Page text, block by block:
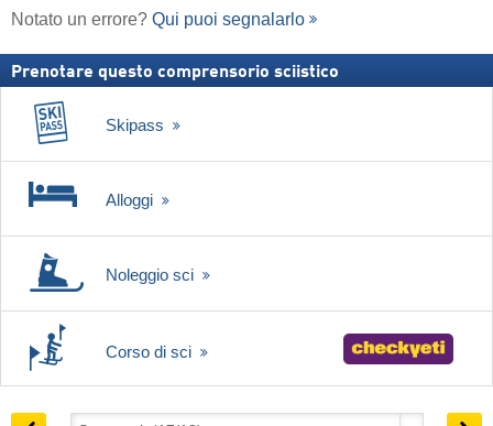
Notato un errore? Qui puoi segnalarlo
Prenotare questo comprensorio sciistico
Skipass
Alloggi
Noleggio sci
Corso di sci